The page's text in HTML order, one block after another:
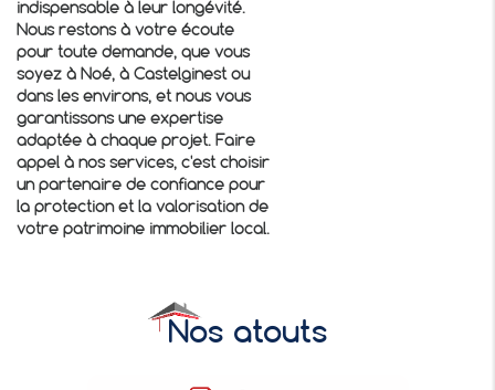
indispensable à leur longévité.
Nous restons à votre écoute
pour toute demande, que vous
soyez à Noé, à Castelginest ou
dans les environs, et nous vous
garantissons une expertise
adaptée à chaque projet. Faire
appel à nos services, c'est choisir
un partenaire de confiance pour
la protection et la valorisation de
votre patrimoine immobilier local.
Nos atouts